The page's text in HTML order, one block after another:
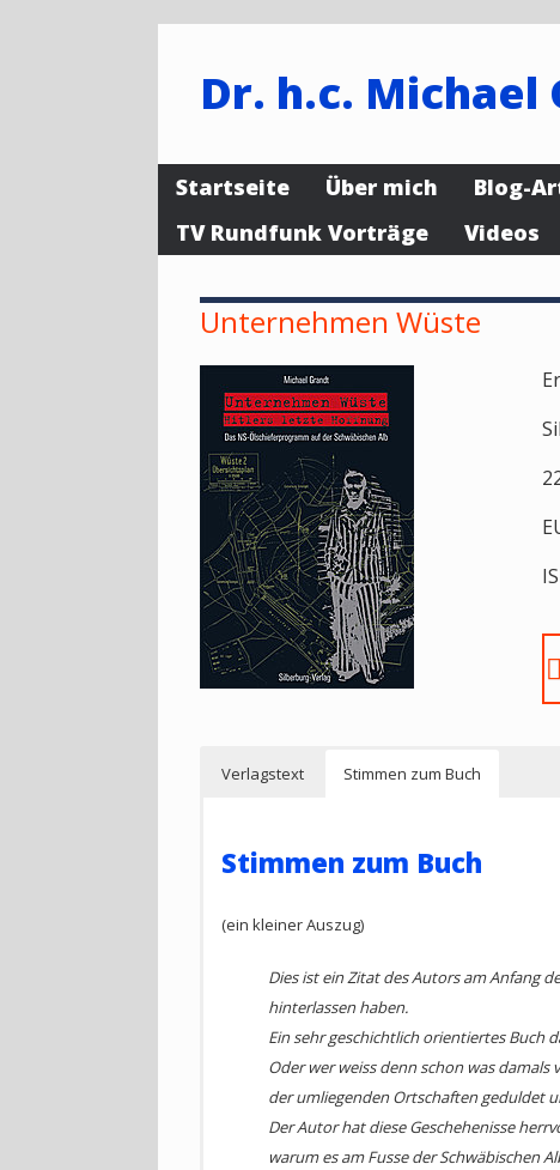
Dr. h.c. Michael
Startseite Über mich Blog-
TV Rundfunk Vorträge
Videos
Unternehmen Wüste
Verlagstext Stimmen zum Buch
Verlagstext
Nationalsozialisten kurz vor Kriegsende die
»verheizt«, die mit dem Abbau von
umfangreichen Recherchen hat der
bisher kaum beachteten Kapitel der
die einzelnen Werke und Lager, die
das Verhalten der Bevölkerung, auch die
ab, der weit mehr ist als eine Schilderung
Bedeutung, das von der Geschichte des
Stimmen zum Buch
(ein kleiner Auszug)
Dies ist ein Zitat des Autors am Anfang
hinterlassen haben.
Ein sehr geschichtlich orientiertes Buch
Oder wer weiss denn schon was
der umliegenden Ortschaften geduldet
Der Autor hat diese Geschehenisse
warum es am Fusse der Schwäbischen